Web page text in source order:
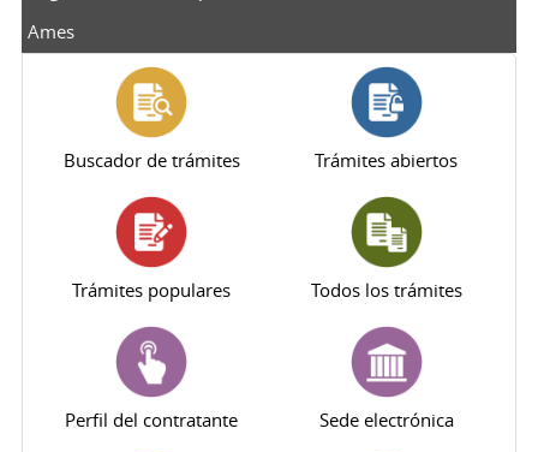
Ames
Buscador de trámites Trámites abiertos
Trámites populares Todos los trámites
Perfil del contratante Sede electrónica